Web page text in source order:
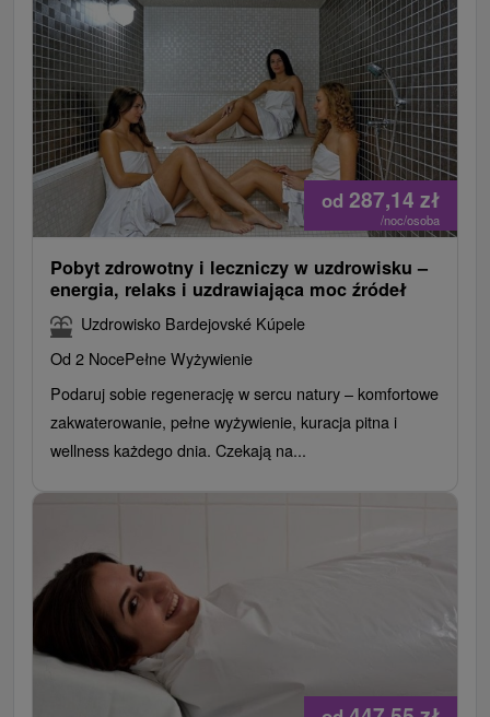
od 287,14 zł
/noc/osoba
Pobyt zdrowotny i leczniczy w uzdrowisku –
energia, relaks i uzdrawiająca moc źródeł
Uzdrowisko Bardejovské Kúpele
Od 2 NocePełne Wyżywienie
Podaruj sobie regenerację w sercu natury – komfortowe
zakwaterowanie, pełne wyżywienie, kuracja pitna i
wellness każdego dnia. Czekają na...